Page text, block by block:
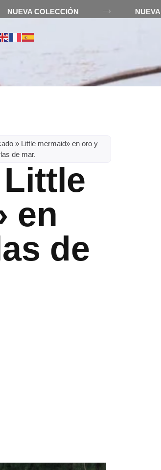
NUEVA COLECCIÓN
» Little mermaid» en oro y
de mar.
en
de